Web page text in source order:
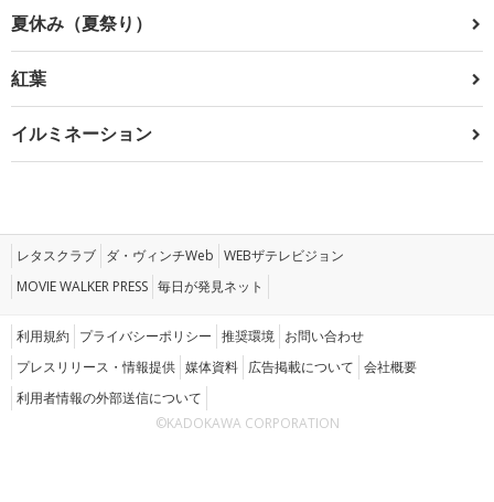
夏休み（夏祭り）
紅葉
イルミネーション
レタスクラブ ダ・ヴィンチWeb WEBザテレビジョン
MOVIE WALKER PRESS 毎日が発見ネット
利用規約 プライバシーポリシー 推奨環境 お問い合わせ
プレスリリース・情報提供 媒体資料 広告掲載について 会社概要
利用者情報の外部送信について
©KADOKAWA CORPORATION